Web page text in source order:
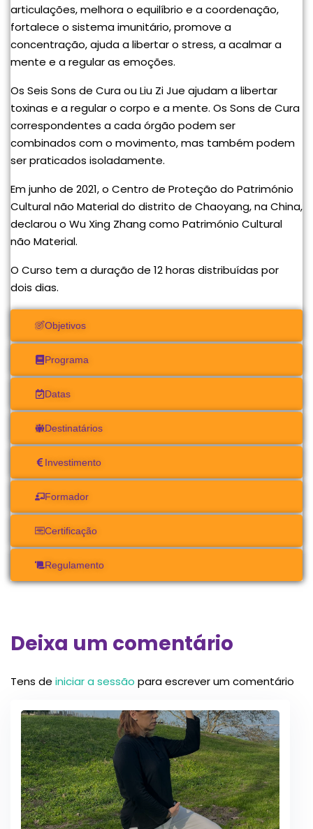
Objetivos
Programa
Datas
Destinatários
Investimento
Formador
Certificação
Regulamento
articulações, melhora o equilíbrio e a coordenação,
fortalece o sistema imunitário, promove a
concentração, ajuda a libertar o stress, a acalmar a
mente e a regular as emoções.
Os Seis Sons de Cura ou Liu Zi Jue ajudam a libertar
toxinas e a regular o corpo e a mente. Os Sons de Cura
correspondentes a cada órgão podem ser
combinados com o movimento, mas também podem
ser praticados isoladamente.
Em junho de 2021, o Centro de Proteção do Património
Cultural não Material do distrito de Chaoyang, na China,
declarou o Wu Xing Zhang como Património Cultural
não Material.
O Curso tem a duração de 12 horas distribuídas por
dois dias.
Deixa um comentário
Tens de iniciar a sessão para escrever um comentário